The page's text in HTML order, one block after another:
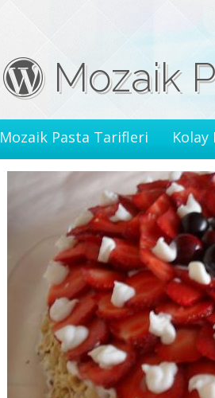
Mozaik
Mozaik Pasta Tarifleri